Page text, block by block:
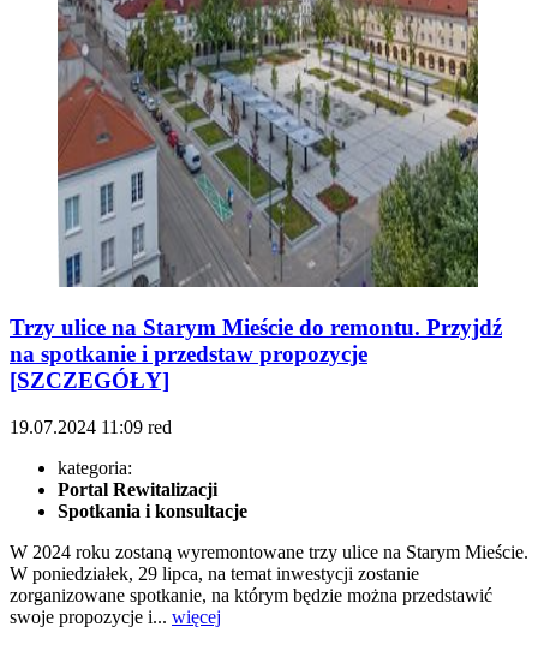
Trzy ulice na Starym Mieście do remontu. Przyjdź
na spotkanie i przedstaw propozycje
[SZCZEGÓŁY]
19.07.2024 11:09 red
kategoria:
Portal Rewitalizacji
Spotkania i konsultacje
W 2024 roku zostaną wyremontowane trzy ulice na Starym Mieście.
W poniedziałek, 29 lipca, na temat inwestycji zostanie
zorganizowane spotkanie, na którym będzie można przedstawić
swoje propozycje i... więcej